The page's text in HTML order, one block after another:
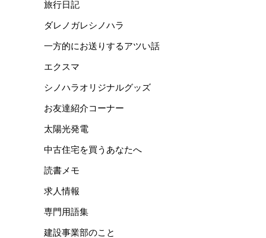
旅行日記
ダレノガレシノハラ
一方的にお送りするアツい話
エクスマ
シノハラオリジナルグッズ
お友達紹介コーナー
太陽光発電
中古住宅を買うあなたへ
読書メモ
求人情報
専門用語集
建設事業部のこと